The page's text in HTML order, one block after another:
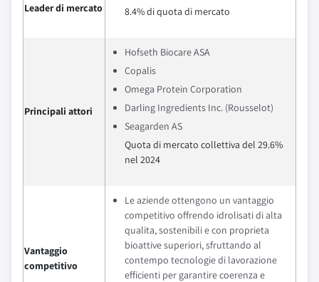
Leader di mercato
8.4% di quota di mercato
Principali attori
Hofseth Biocare ASA
Copalis
Omega Protein Corporation
Darling Ingredients Inc. (Rousselot)
Seagarden AS
Quota di mercato collettiva del 29.6%
nel 2024
Vantaggio
competitivo
Le aziende ottengono un vantaggio
competitivo offrendo idrolisati di alta
qualita, sostenibili e con proprieta
bioattive superiori, sfruttando al
contempo tecnologie di lavorazione
efficienti per garantire coerenza e